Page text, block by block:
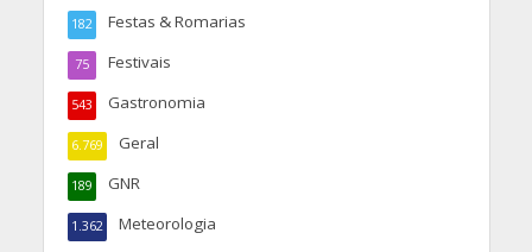
Festas & Romarias
182
Festivais
75
Gastronomia
543
Geral
6.769
GNR
189
Meteorologia
1.362